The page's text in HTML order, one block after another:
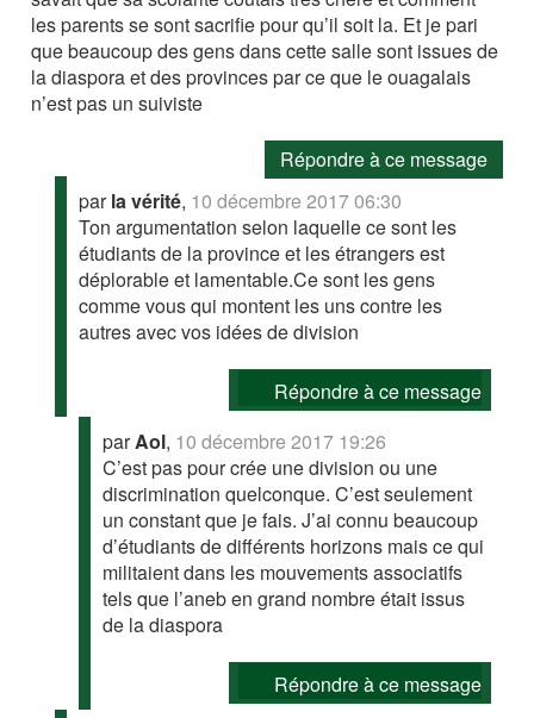
les parents se sont sacrifie pour qu’il soit la. Et je pari
que beaucoup des gens dans cette salle sont issues de
la diaspora et des provinces par ce que le ouagalais
n’est pas un suiviste
Répondre à ce message
parla vérité, 10 décembre 2017 06:30
Ton argumentation selon laquelle ce sont les
étudiants de la province et les étrangers est
déplorable et lamentable.Ce sont les gens
comme vous qui montent les uns contre les
autres avec vos idées de division
Répondre à ce message
parAol, 10 décembre 2017 19:26
C’est pas pour crée une division ou une
discrimination quelconque. C’est seulement
un constant que je fais. J’ai connu beaucoup
d’étudiants de différents horizons mais ce qui
militaient dans les mouvements associatifs
tels que l’aneb en grand nombre était issus
de la diaspora
Répondre à ce message